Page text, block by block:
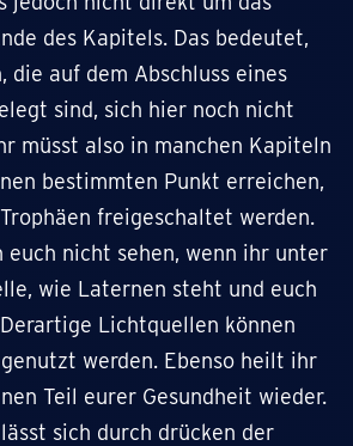
des Kapitels. Das bedeutet,
die auf dem Abschluss eines
sind, sich hier noch nicht
müsst also in manchen Kapiteln
bestimmten Punkt erreichen,
freigeschaltet werden.
euch nicht sehen, wenn ihr unter
wie Laternen steht und euch
Lichtquellen können
werden. Ebenso heilt ihr
Teil eurer Gesundheit wieder.
sich durch drücken der